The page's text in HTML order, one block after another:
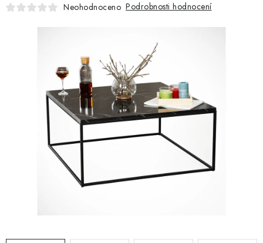
KANCELÁŘ / PRACOVNA
KOUPELNA A WC
CHOVATELSKÉ POTŘEBY
DOPLŇKY A DEKORACE
OSTATNÍ
Neohodnoceno Podrobnosti hodnocení